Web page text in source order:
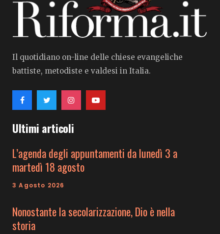
Il quotidiano on-line delle chiese evangeliche
battiste, metodiste e valdesi in Italia.
Ultimi articoli
L’agenda degli appuntamenti da lunedì 3 a
martedì 18 agosto
3 Agosto 2026
Nonostante la secolarizzazione, Dio è nella
storia